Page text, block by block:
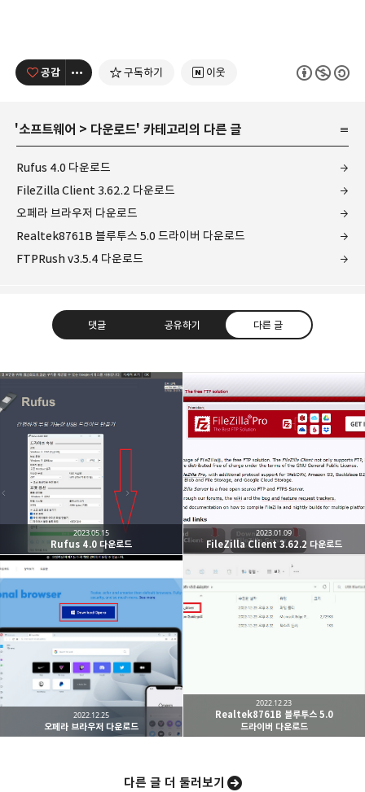
공감 구독하기 이웃
'소프트웨어 > 다운로드' 카테고리의 다른 글
Rufus 4.0 다운로드
FileZilla Client 3.62.2 다운로드
오페라 브라우저 다운로드
Realtek8761B 블루투스 5.0 드라이버 다운로드
FTPRush v3.5.4 다운로드
댓글 공유하기 다른 글
개새닷컴
IT 지식 창고, Windows, Linux, Software, Hardware,
Development
구독하기
카카오톡 트위터
밴드 네이버 블로그
Rufus 4.0 다운로드
2023.05.15
FileZilla Client 3.62.2 다운로드
2023.01.09
오페라 브라우저 다운로드
2022.12.25
Realtek8761B 블루투스 5.0
드라이버 다운로드
2022.12.23
다른 글 더 둘러보기